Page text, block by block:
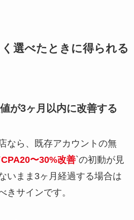
選べたときに得られる
が3ヶ月以内に改善する
なら、既存アカウントの無
CPA20〜30%改善`の初動が見
いまま3ヶ月経過する場合は
きサインです。